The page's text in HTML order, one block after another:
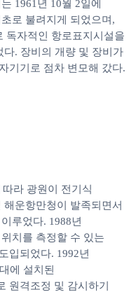
1961년 10월 2일에
로 불려지게 되었으며,
독자적인 항로표지시설을
. 장비의 개량 및 장비가
기기로 점차 변모해 갔다.
라 광원이 전기식
운항만청이 발족되면서
루었다. 1988년
치를 측정할 수 있는
입되었다. 1992년
에 설치된
원격조정 및 감시하기